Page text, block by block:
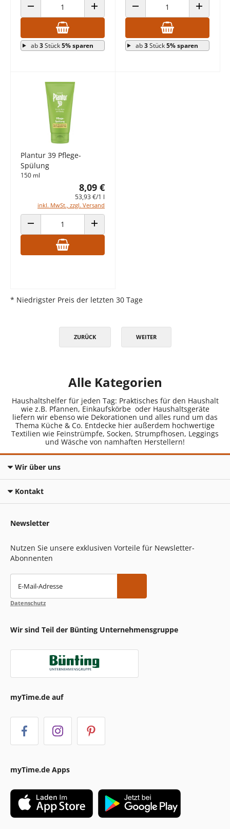
ANZAHL VERRINGERN ANZAHL ERHÖHEN
ab3Stück5% sparen
ANZAHL VERRINGERN ANZAHL
ab3Stück5% sparen
Plantur 39 Pflege-
Spülung
150 ml
8,09 €
53,93 €/1 l
inkl. MwSt., zzgl. Versand
ANZAHL VERRINGERN ANZAHL ERHÖHEN
* Niedrigster Preis der letzten 30 Tage
ZURÜCK WEITER
Alle Kategorien
Haushaltshelfer für jeden Tag: Praktisches für den Haushalt
wie z.B. Pfannen, Einkaufskörbe oder Haushaltsgeräte
liefern wir ebenso wie Dekorationen und alles rund um das
Thema Küche & Co. Entdecke hier außerdem hochwertige
Textilien wie Feinstrümpfe, Socken, Strumpfhosen, Leggings
und Wäsche von namhaften Herstellern!
Wir über uns
Kontakt
Newsletter
Nutzen Sie unsere exklusiven Vorteile für Newsletter-
Abonnenten
E-Mail-Adresse
Datenschutz
Wir sind Teil der Bünting Unternehmensgruppe
myTime.de auf
myTime.de Apps